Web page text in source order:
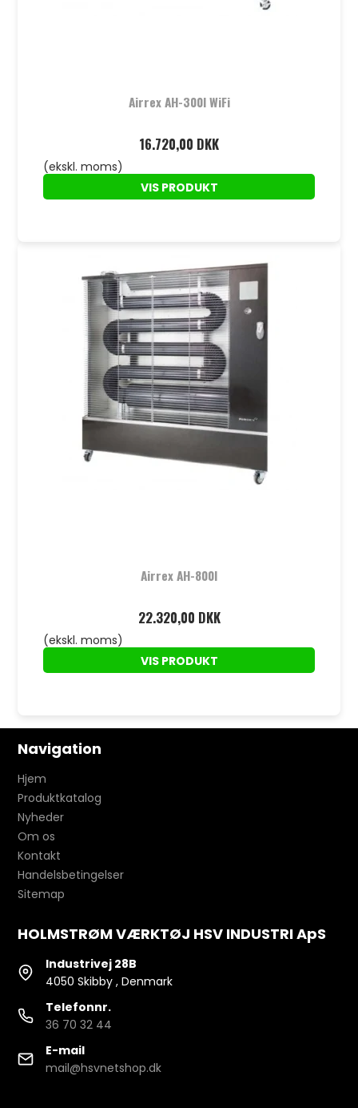
Airrex AH-300I WiFi
16.720,00 DKK
(ekskl. moms)
VIS PRODUKT
Airrex AH-800I
22.320,00 DKK
(ekskl. moms)
VIS PRODUKT
Navigation
Hjem
Produktkatalog
Nyheder
Om os
Kontakt
Handelsbetingelser
Sitemap
HOLMSTRØM VÆRKTØJ HSV INDUSTRI ApS
Industrivej 28B
4050 Skibby , Denmark
Telefonnr.
36 70 32 44
E-mail
mail@hsvnetshop.dk